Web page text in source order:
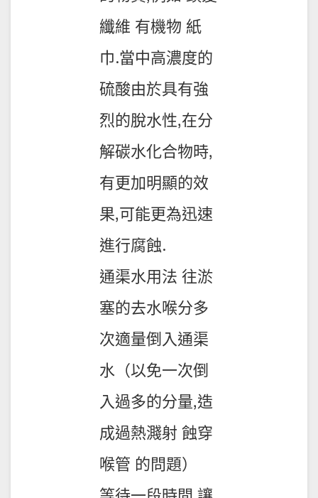
纖維 有機物 紙
巾.當中高濃度的
硫酸由於具有強
烈的脫水性,在分
解碳水化合物時,
有更加明顯的效
果,可能更為迅速
進行腐蝕.
通渠水用法 往淤
塞的去水喉分多
次適量倒入通渠
水（以免一次倒
入過多的分量,造
成過熱濺射 蝕穿
喉管 的問題）